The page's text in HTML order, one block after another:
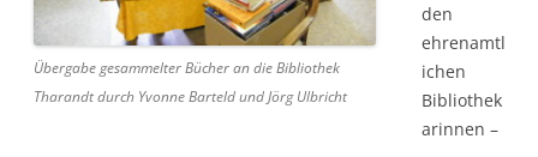
Übergabe gesammelter Bücher an die Bibliothek
Tharandt durch Yvonne Barteld und Jörg Ulbricht
den
ehrenamtl
ichen
Bibliothek
arinnen –